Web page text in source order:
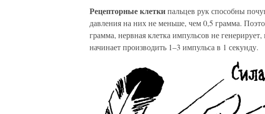
Рецепторные клеткипальцев рук способны
давления на них не меньше, чем 0,5 грамма.
грамма, нервная клетка импульсов не
начинает производить 1–3 импульса в 1 секунду.